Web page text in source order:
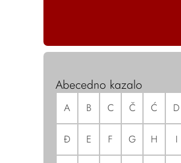
Abecedno kazalo
A B C Č Ć D
Đ E F G H I